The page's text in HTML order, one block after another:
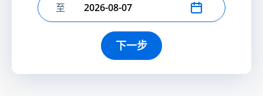
选择结束日期
至
下一步